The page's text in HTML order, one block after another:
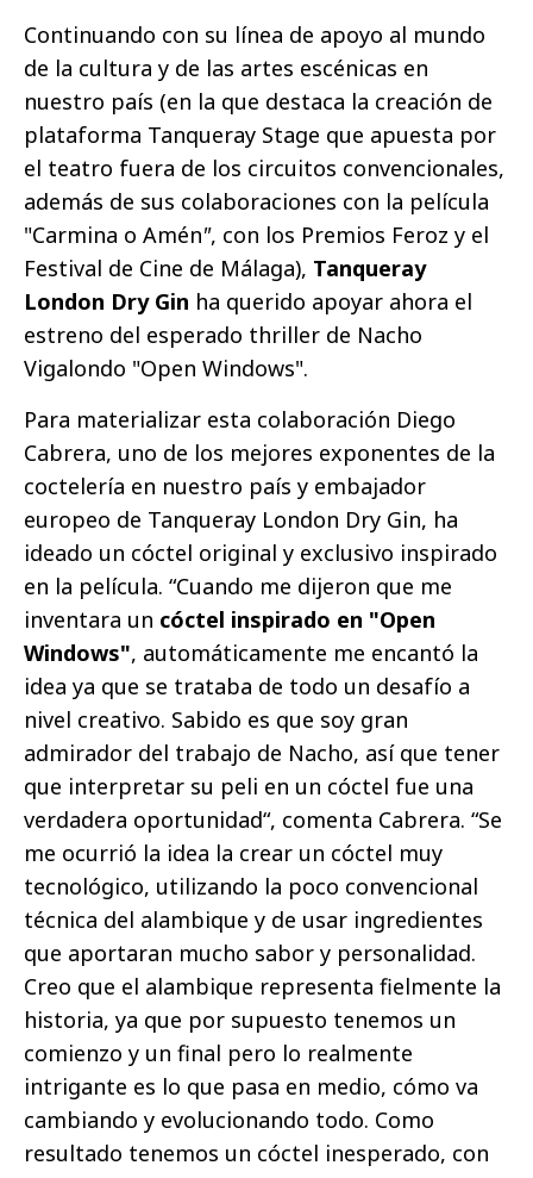
Continuando con su línea de apoyo al mundo
de la cultura y de las artes escénicas en
nuestro país (en la que destaca la creación de
plataforma Tanqueray Stage que apuesta por
el teatro fuera de los circuitos convencionales,
además de sus colaboraciones con la película
"Carmina o Amén", con los Premios Feroz y el
Festival de Cine de Málaga), Tanqueray
London Dry Gin ha querido apoyar ahora el
estreno del esperado thriller de Nacho
Vigalondo "Open Windows".
Para materializar esta colaboración Diego
Cabrera, uno de los mejores exponentes de la
coctelería en nuestro país y embajador
europeo de Tanqueray London Dry Gin, ha
ideado un cóctel original y exclusivo inspirado
en la película. “Cuando me dijeron que me
inventara un cóctel inspirado en "Open
Windows", automáticamente me encantó la
idea ya que se trataba de todo un desafío a
nivel creativo. Sabido es que soy gran
admirador del trabajo de Nacho, así que tener
que interpretar su peli en un cóctel fue una
verdadera oportunidad“, comenta Cabrera. “Se
me ocurrió la idea la crear un cóctel muy
tecnológico, utilizando la poco convencional
técnica del alambique y de usar ingredientes
que aportaran mucho sabor y personalidad.
Creo que el alambique representa fielmente la
historia, ya que por supuesto tenemos un
comienzo y un final pero lo realmente
intrigante es lo que pasa en medio, cómo va
cambiando y evolucionando todo. Como
resultado tenemos un cóctel inesperado, con